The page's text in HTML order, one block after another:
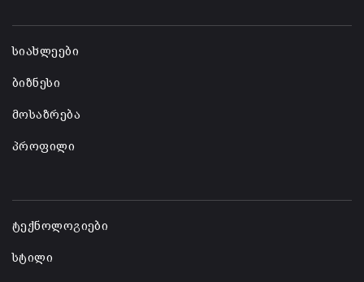
სიახლეები
ბიზნესი
მოსაზრება
პროფილი
ტექნოლოგიები
სტილი